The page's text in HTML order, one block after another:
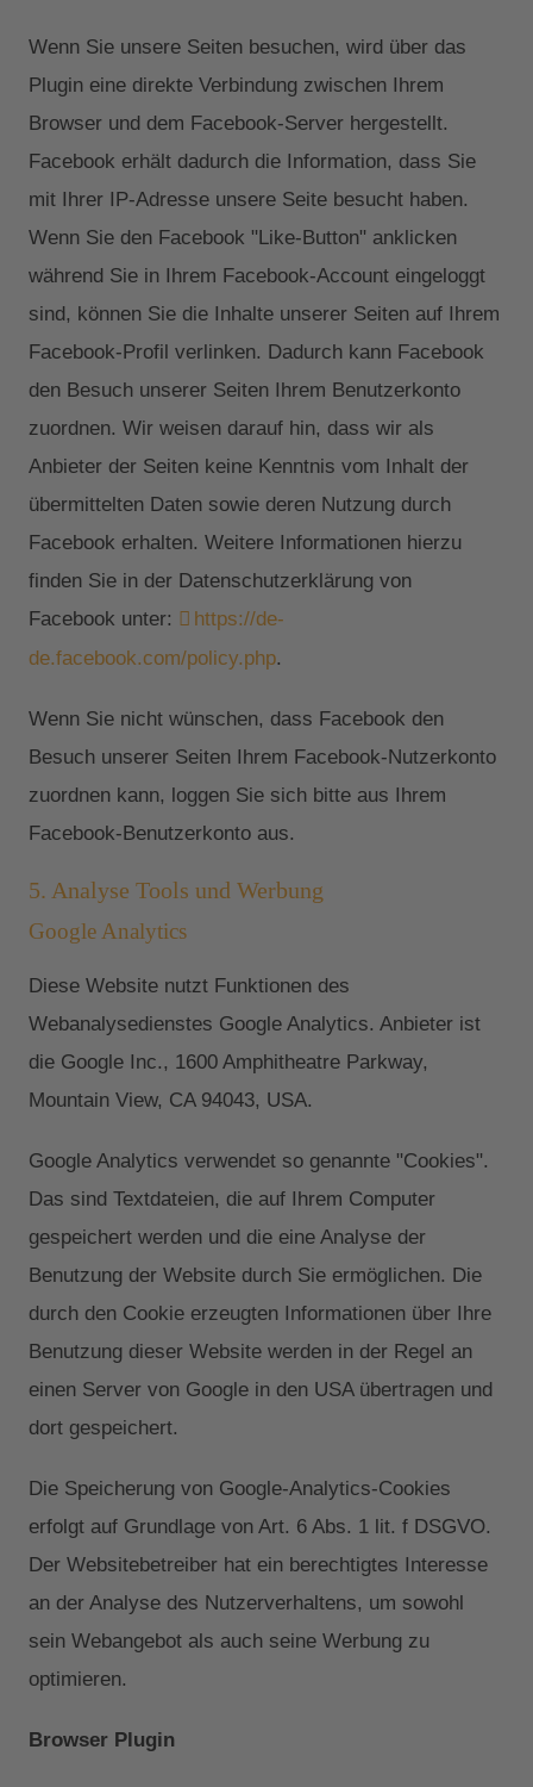
Wenn Sie unsere Seiten besuchen, wird über das
Plugin eine direkte Verbindung zwischen Ihrem
Browser und dem Facebook-Server hergestellt.
Facebook erhält dadurch die Information, dass Sie
mit Ihrer IP-Adresse unsere Seite besucht haben.
Wenn Sie den Facebook "Like-Button" anklicken
während Sie in Ihrem Facebook-Account eingeloggt
sind, können Sie die Inhalte unserer Seiten auf Ihrem
Facebook-Profil verlinken. Dadurch kann Facebook
den Besuch unserer Seiten Ihrem Benutzerkonto
zuordnen. Wir weisen darauf hin, dass wir als
Anbieter der Seiten keine Kenntnis vom Inhalt der
übermittelten Daten sowie deren Nutzung durch
Facebook erhalten. Weitere Informationen hierzu
finden Sie in der Datenschutzerklärung von
Facebook unter:
https://de-
de.facebook.com/policy.php.
Wenn Sie nicht wünschen, dass Facebook den
Besuch unserer Seiten Ihrem Facebook-Nutzerkonto
zuordnen kann, loggen Sie sich bitte aus Ihrem
Facebook-Benutzerkonto aus.
5. Analyse Tools und Werbung
Google Analytics
Diese Website nutzt Funktionen des
Webanalysedienstes Google Analytics. Anbieter ist
die Google Inc., 1600 Amphitheatre Parkway,
Mountain View, CA 94043, USA.
Google Analytics verwendet so genannte "Cookies".
Das sind Textdateien, die auf Ihrem Computer
gespeichert werden und die eine Analyse der
Benutzung der Website durch Sie ermöglichen. Die
durch den Cookie erzeugten Informationen über Ihre
Benutzung dieser Website werden in der Regel an
einen Server von Google in den USA übertragen und
dort gespeichert.
Die Speicherung von Google-Analytics-Cookies
erfolgt auf Grundlage von Art. 6 Abs. 1 lit. f DSGVO.
Der Websitebetreiber hat ein berechtigtes Interesse
an der Analyse des Nutzerverhaltens, um sowohl
sein Webangebot als auch seine Werbung zu
optimieren.
Browser Plugin